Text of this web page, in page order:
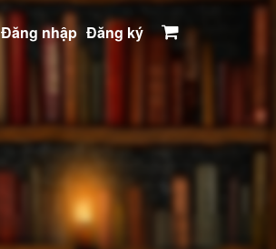
Đăng nhập Đăng ký